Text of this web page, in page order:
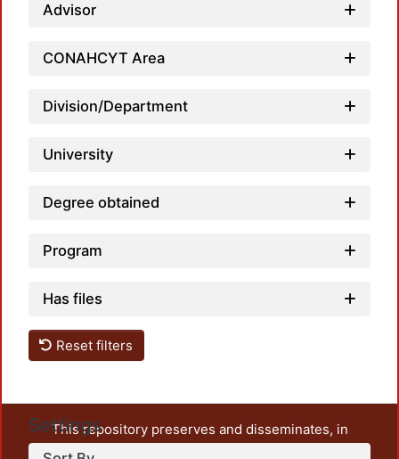
Advisor
CONAHCYT Area
Division/Department
University
Degree obtained
Program
Has files
Reset filters
Settings
This repository preserves and disseminates, in
unrestricted open access, the teaching and research